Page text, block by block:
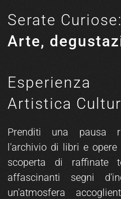
Serate Curiose:
Arte,
Esperienza
Artistica
Prenditi una pausa
l'archivio di libri e
scoperta di raffinate
affascinanti segni
un'atmosfera